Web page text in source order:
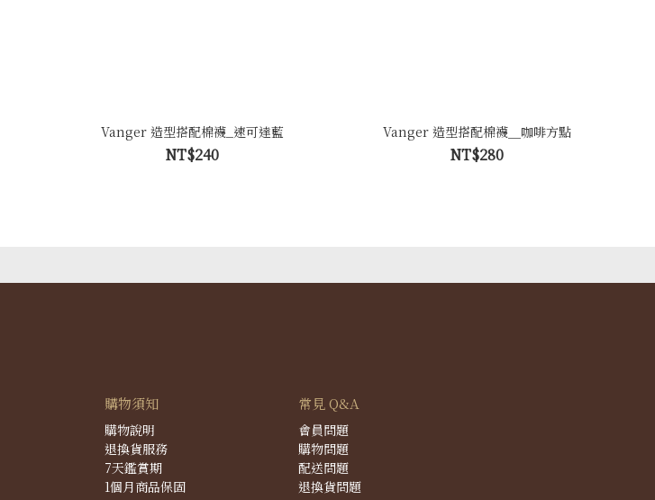
Vanger 造型搭配棉襪_速可達藍
NT$240
Vanger 造型搭配棉襪＿咖啡方點
NT$280
購物須知
購物說明
退換貨服務
7天鑑賞期
1個月商品保固
常見 Q&A
會員問題
購物問題
配送問題
退換貨問題